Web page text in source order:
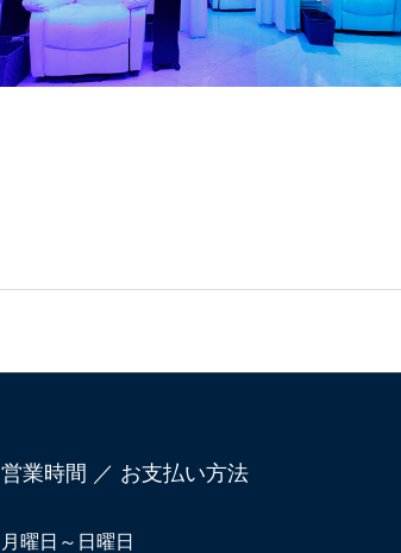
営業時間 ／ お支払い方法
月曜日～日曜日